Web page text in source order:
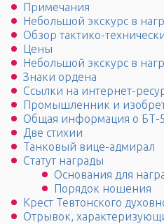
Примечания
Небольшой экскурс в
Обзор тактико-
Цены
Небольшой экскурс в
Знаки ордена
Ссылки на интернет-
Промышленник и
Общая информация о БТ-5
Две стихии
Танковый вице-адмирал
Статут награды
Основания для
Порядок ношения
Крест Тевтонского
Отрывок,